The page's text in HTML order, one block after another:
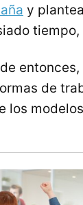
y
tiempo,
de
los